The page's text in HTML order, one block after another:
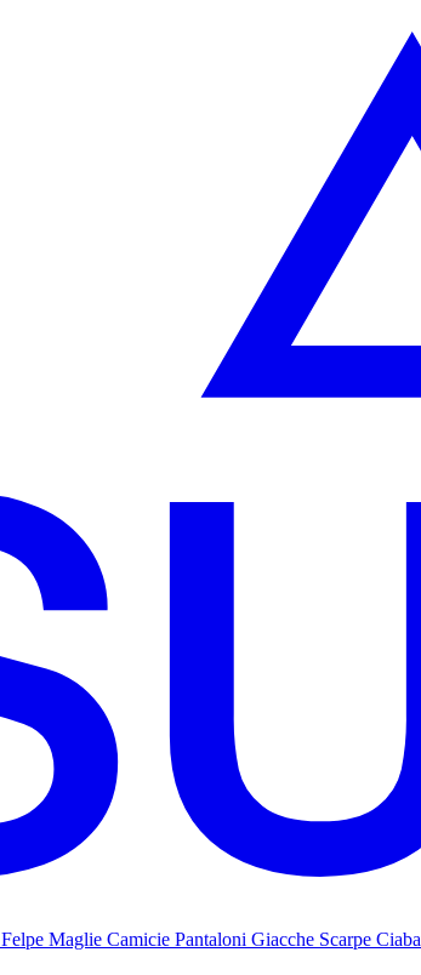
Felpe Maglie Camicie Pantaloni Giacche Scarpe